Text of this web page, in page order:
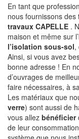
En tant que
nous fournissons
travaux CAPELLE .
maison et même sur
l’isolation sous-sol,
Ainsi, si vous avez
bonne adresse ! En
d’ouvrages de
faire nécessaires, à
Les matériaux que
verre) sont aussi de
vous allez bénéficier
de leur